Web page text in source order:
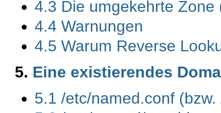
4.3 Die umgekehrte Zone
4.4 Warnungen
4.5 Warum Reverse
5. Eine existierendes
5.1 /etc/named.conf